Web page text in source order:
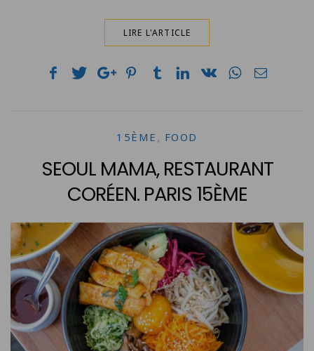
LIRE L'ARTICLE
15ÈME , FOOD
SEOUL MAMA, RESTAURANT
CORÉEN. PARIS 15ÈME